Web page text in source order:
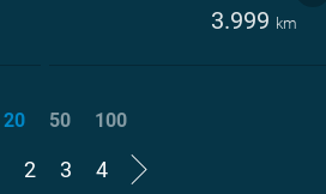
3.999 km
2 3 4
20 50 100